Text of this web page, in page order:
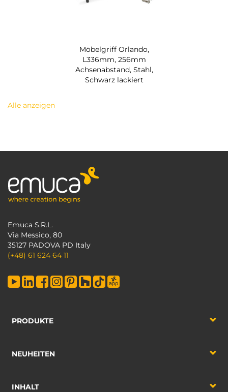
Möbelgriff Orlando,
L336mm, 256mm
Achsenabstand, Stahl,
Schwarz lackiert
Alle anzeigen
Emuca S.R.L.
Via Messico, 80
35127 PADOVA PD Italy
(+48) 61 624 64 11
PRODUKTE
NEUHEITEN
INHALT